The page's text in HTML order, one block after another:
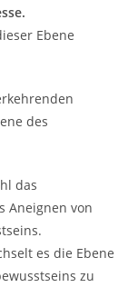
Ebene
des
das
Aneignen von
es die Ebene
zu